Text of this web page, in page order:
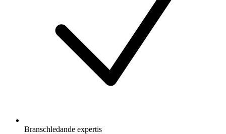
Branschledande expertis